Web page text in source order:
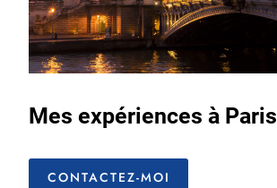
Mes expériences à Paris
CONTACTEZ-MOI